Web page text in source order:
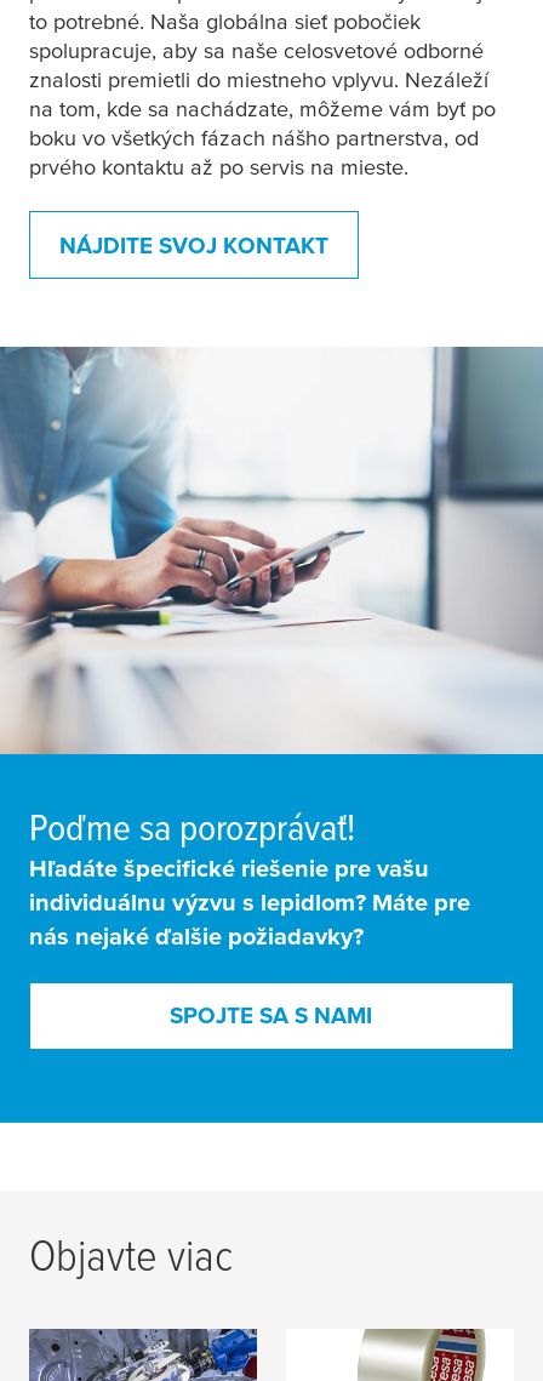
to potrebné. Naša globálna sieť pobočiek
spolupracuje, aby sa naše celosvetové odborné
znalosti premietli do miestneho vplyvu. Nezáleží
na tom, kde sa nachádzate, môžeme vám byť po
boku vo všetkých fázach nášho partnerstva, od
prvého kontaktu až po servis na mieste.
NÁJDITE SVOJ KONTAKT
Poďme sa porozprávať!
Hľadáte špecifické riešenie pre vašu
individuálnu výzvu s lepidlom? Máte pre
nás nejaké ďalšie požiadavky?
SPOJTE SA S NAMI
Objavte viac
Výsek namiesto
Príspevok k